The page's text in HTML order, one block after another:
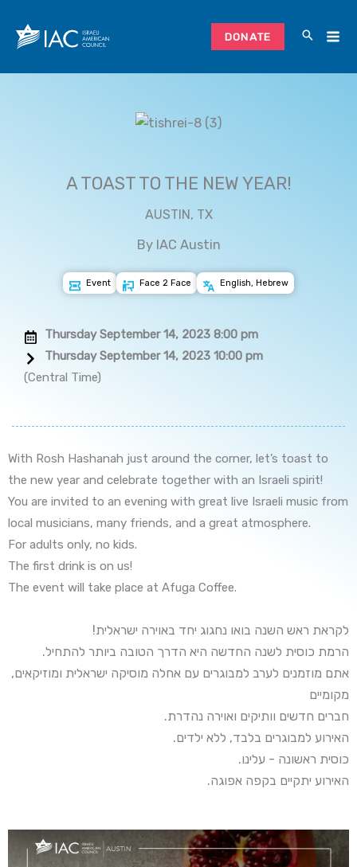
content
DONATE
A TOAST TO THE NEW YEAR!
AUSTIN, TX
By IAC Austin
Event Face 2 Face English, Hebrew
Thursday September 14, 2023 8:00 pm
Thursday September 14, 2023 10:00 pm
(Central Time)
With Rosh Hashanah just around the corner, let’s toast to
the new year and celebrate together with an Israeli spirit!
You are invited to an evening with great live Israeli music from
local musicians, many friends, and a great atmosphere.
For adults only, no kids.
The first drink is on us!
The event will take place at Afuga Coffee.
!לקראת ראש השנה בואו נחגוג יחד באוירה ישראלית
.הרמת כוסית לשנה החדשה היא הדרך הטובה ביותר להתחיל
,אתם מוזמנים לערב למבוגרים עם אחלה מוסיקה ישראלית ומוזיקאים
מקומיים
.חברים חדשים וותיקים ואוירה נהדרת
.האירוע למבוגרים בלבד, ללא ילדים
.כוסית ראשונה - עלינו
.האירוע יתקיים בקפה אפוגה